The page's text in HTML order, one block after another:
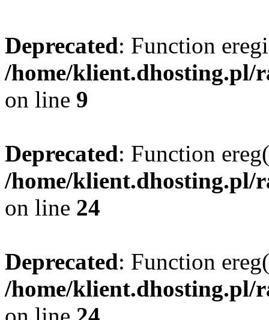
Deprecated: Function
/home/klient.dhosting.pl/
on line 9
Deprecated: Function
/home/klient.dhosting.pl/
on line 24
Deprecated: Function
/home/klient.dhosting.pl/